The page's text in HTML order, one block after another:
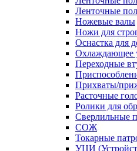
Ленточные
Ножевые валы
Ножи для
Оснастка для
Охлаждающее
Переходные
Прихваты/
Расточные
Ролики для
Сверлильные
СОЖ
Токарные
УЦИ